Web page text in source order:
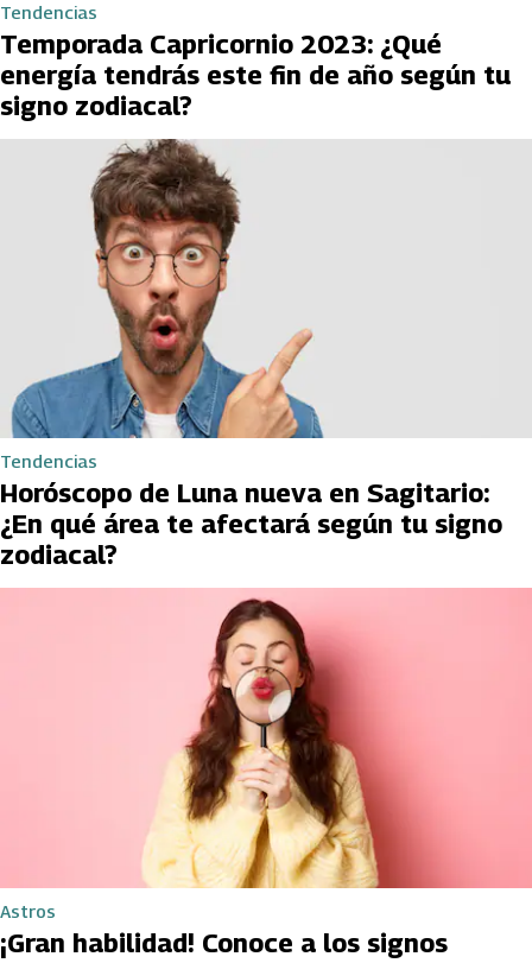
Tendencias
Temporada Capricornio 2023: ¿Qué
energía tendrás este fin de año según tu
signo zodiacal?
Tendencias
Horóscopo de Luna nueva en Sagitario:
¿En qué área te afectará según tu signo
zodiacal?
Astros
¡Gran habilidad! Conoce a los signos